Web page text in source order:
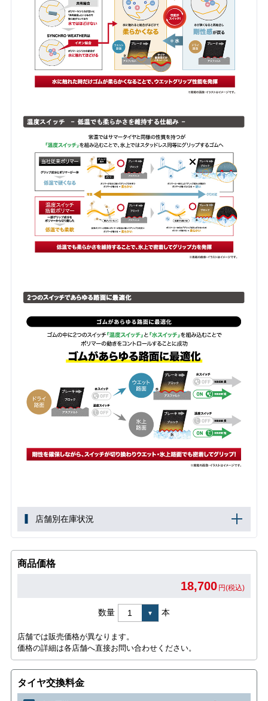
店舗別在庫状況
商品価格
18,700 円(税込)
数量 本
店舗では販売価格が異なります。
価格の詳細は各店舗へ直接お問い合わせください。
タイヤ交換料金